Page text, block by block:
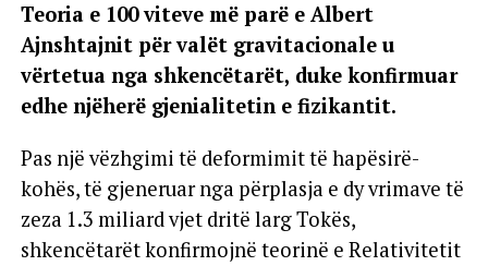
Teoria e 100 viteve më parë e Albert
Ajnshtajnit për valët gravitacionale u
vërtetua nga shkencëtarët, duke konfirmuar
edhe njëherë gjenialitetin e fizikantit.
Pas një vëzhgimi të deformimit të hapësirë-
kohës, të gjeneruar nga përplasja e dy vrimave të
zeza 1.3 miliard vjet dritë larg Tokës,
shkencëtarët konfirmojnë teorinë e Relativitetit